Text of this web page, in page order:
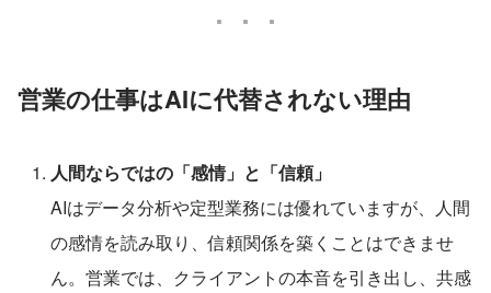
営業の仕事はAIに代替されない理由
人間ならではの「感情」と「信頼」
AIはデータ分析や定型業務には優れていますが、人間
の感情を読み取り、信頼関係を築くことはできませ
ん。営業では、クライアントの本音を引き出し、共感